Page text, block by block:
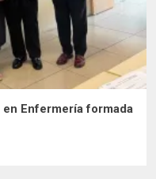
Enfermería formada